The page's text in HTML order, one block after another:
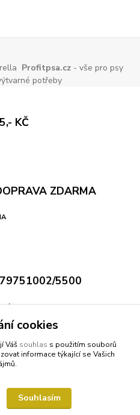
Profitpsa.cz - vše pro psy
potřeby
KČ
ZDARMA
5500
QR kód
cookies
Váš souhlas s použitím souborů
informace týkající se Vašich
Souhlasím